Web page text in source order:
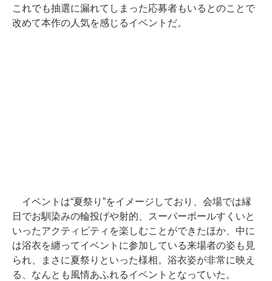
これでも抽選に漏れてしまった応募者もいるとのことで
改めて本作の人気を感じるイベントだ。
イベントは“夏祭り”をイメージしており、会場では縁
日でお馴染みの輪投げや射的、スーパーボールすくいと
いったアクティビティを楽しむことができたほか、中に
は浴衣を纏ってイベントに参加している来場者の姿も見
られ、まさに夏祭りといった様相。浴衣姿が非常に映え
る、なんとも風情あふれるイベントとなっていた。